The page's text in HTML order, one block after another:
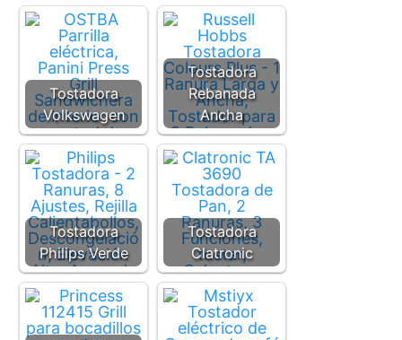
Tostadora
Volkswagen
Tostadora
Rebanada
Ancha
Tostadora
Philips Verde
Tostadora
Clatronic